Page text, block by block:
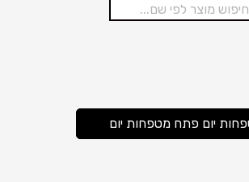
יום פתח מטפחות יום